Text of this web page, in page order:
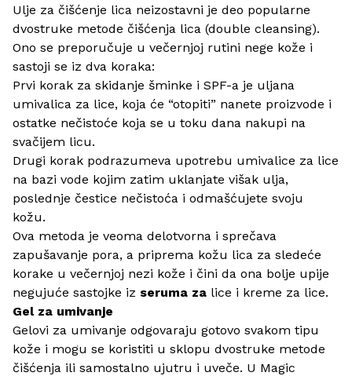
Ulje za čišćenje lica neizostavni je deo popularne
dvostruke metode čišćenja lica (double cleansing).
Ono se preporučuje u večernjoj rutini nege kože i
sastoji se iz dva koraka:
Prvi korak za skidanje šminke i SPF-a je uljana
umivalica za lice, koja će “otopiti” nanete proizvode i
ostatke nečistoće koja se u toku dana nakupi na
svačijem licu.
Drugi korak podrazumeva upotrebu umivalice za lice
na bazi vode kojim zatim uklanjate višak ulja,
poslednje čestice nečistoća i odmašćujete svoju
kožu.
Ova metoda je veoma delotvorna i sprečava
zapušavanje pora, a priprema kožu lica za sledeće
korake u večernjoj nezi kože i čini da ona bolje upije
negujuće sastojke iz seruma za lice i kreme za lice.
Gel za umivanje
Gelovi za umivanje odgovaraju gotovo svakom tipu
kože i mogu se koristiti u sklopu dvostruke metode
čišćenja ili samostalno ujutru i uveče. U Magic